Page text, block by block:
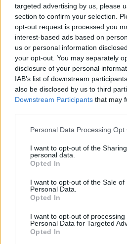
targeted advertising by us, please
section to confirm your selection.
opt-out request is processed you
interest-based ads based on
us or personal information
your opt-out. You may separately
disclosure of your personal
IAB’s list of downstream
also be disclosed by us to third
Downstream Participants that may
Please note that this website/app
not limited to your visit or usage
grant or deny consent to Google
use your data for below specified
consent section.
Personal Data Processing Opt
I want to opt-out of the
personal data.
Opted In
I want to opt-out of the Sale of
Personal Data.
Opted In
I want to opt-out of processing
Personal Data for Targeted
Opted In
ζωή.
Η επιλογή αυτή αποτελεί
μεγαλείουκαι κοινωνικής
μέσα από τον ανείπωτο πόνο
αποφάσισαν να χαρίσουν
συμπολίτες μας.
ΑΣΕΠ: Πιστοποίηση
μόνο 2 ημέρες στα
ΑΣΕΠ: Εξ
Πιστοποίηση